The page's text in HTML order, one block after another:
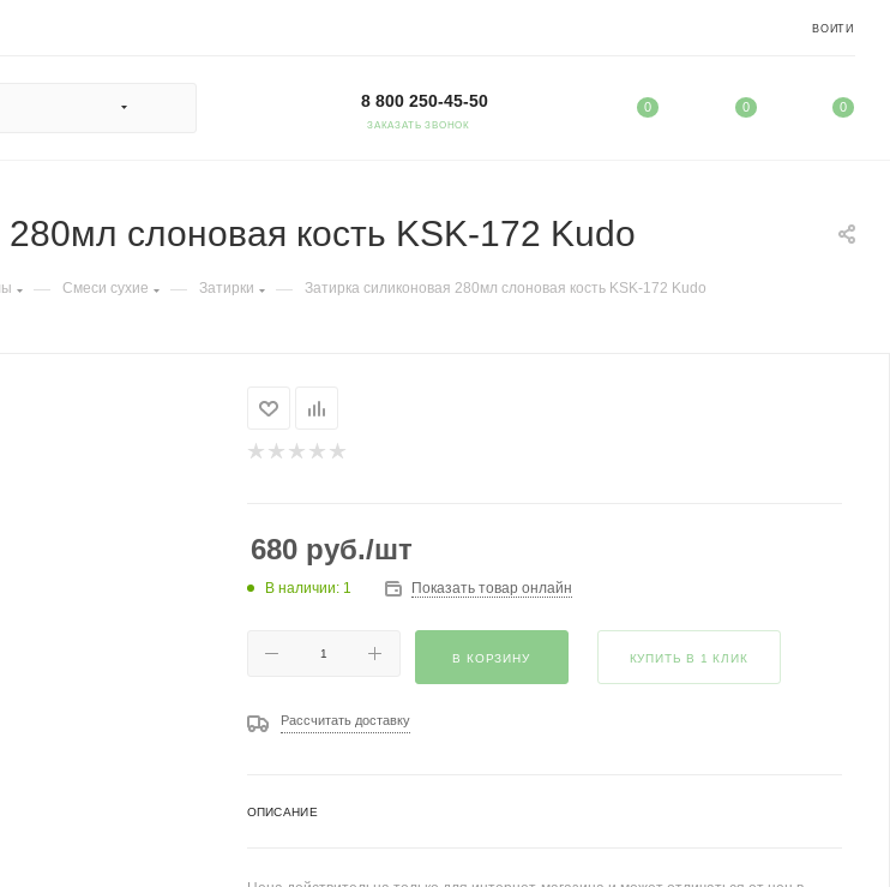
ВОЙТИ
8 800 250-45-50
ЗАКАЗАТЬ ЗВОНОК
0 0 0
слоновая кость KSK-172 Kudo
— Смеси сухие — Затирки — Затирка силиконовая 280мл слоновая кость KSK-172 Kudo
680руб./шт
В наличии: 1 Показать товар онлайн
В КОРЗИНУ КУПИТЬ В 1 КЛИК
Рассчитать доставку
ОПИСАНИЕ